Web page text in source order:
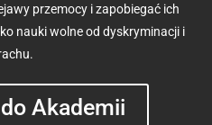
przemocy i zapobiegać ich
nauki wolne od dyskryminacji i
Akademii